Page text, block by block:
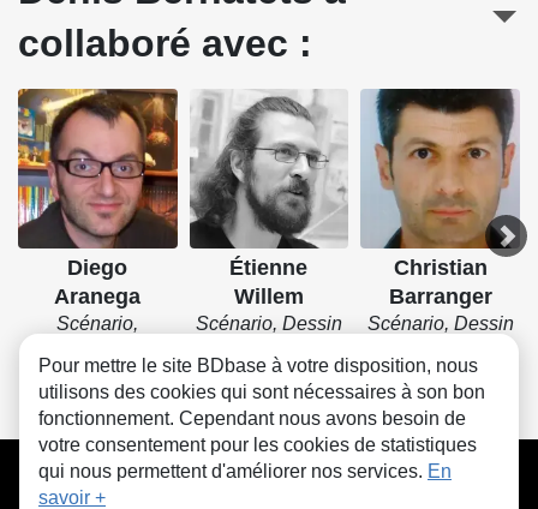
collaboré avec :
Diego
Aranega
Scénario,
Étienne
Willem
Scénario, Dessin
Christian
Barranger
Scénario, Dessin
CGU FAQ Contact Cookies
Pour mettre le site BDbase à votre disposition, nous
utilisons des cookies qui sont nécessaires à son bon
fonctionnement. Cependant nous avons besoin de
votre consentement pour les cookies de statistiques
qui nous permettent d'améliorer nos services. En
savoir +